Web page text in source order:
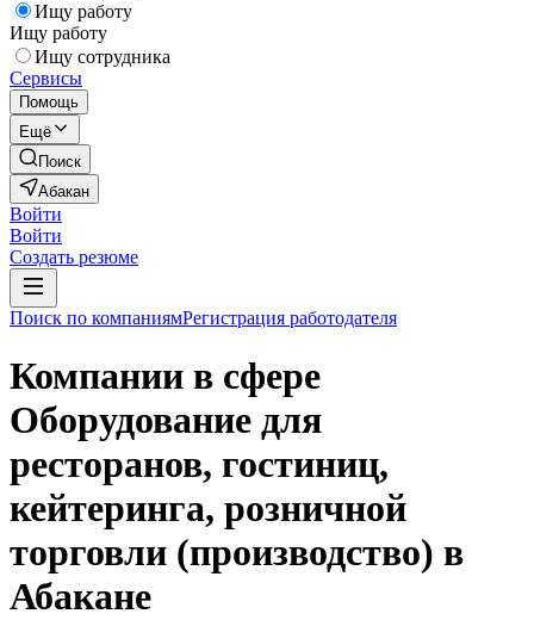
Ищу работу
Ищу работу
Ищу сотрудника
Сервисы
Помощь
Ещё
Поиск
Абакан
Войти
Войти
Создать резюме
Поиск по компаниямРегистрация работодателя
Компании в сфере
Оборудование для
ресторанов, гостиниц,
кейтеринга, розничной
торговли (производство) в
Абакане